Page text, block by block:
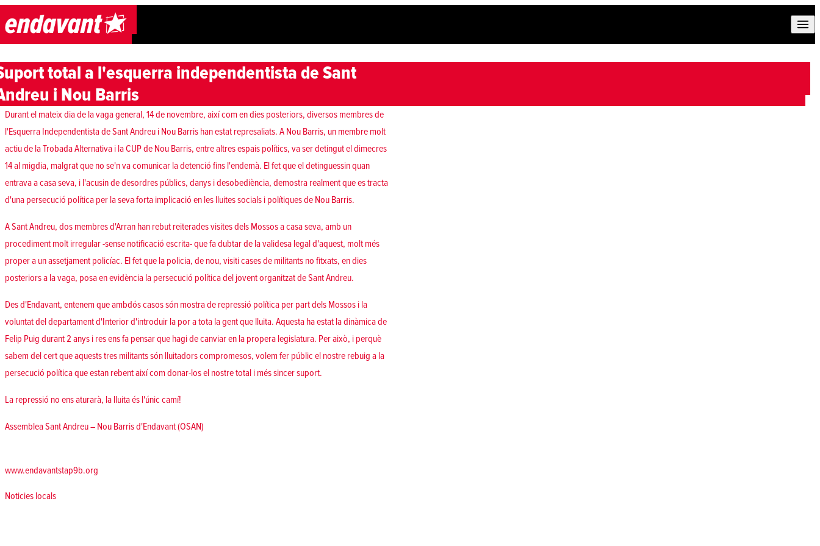
Skip to content
total a l'esquerra independentista de Sant
i Nou Barris
Durant el mateix dia de la vaga general, 14 de novembre, així com en dies posteriors, diversos membres de
l'Esquerra Independentista de Sant Andreu i Nou Barris han estat represaliats. A Nou Barris, un membre molt
actiu de la Trobada Alternativa i la CUP de Nou Barris, entre altres espais polítics, va ser detingut el dimecres
14 al migdia, malgrat que no se'n va comunicar la detenció fins l'endemà. El fet que el detinguessin quan
entrava a casa seva, i l'acusin de desordres públics, danys i desobediència, demostra realment que es tracta
d'una persecució política per la seva forta implicació en les lluites socials i polítiques de Nou Barris.
A Sant Andreu, dos membres d'Arran han rebut reiterades visites dels Mossos a casa seva, amb un
procediment molt irregular -sense notificació escrita- que fa dubtar de la validesa legal d'aquest, molt més
proper a un assetjament policíac. El fet que la policia, de nou, visiti cases de militants no fitxats, en dies
posteriors a la vaga, posa en evidència la persecució política del jovent organitzat de Sant Andreu.
Des d'Endavant, entenem que ambdós casos són mostra de repressió política per part dels Mossos i la
voluntat del departament d'Interior d'introduir la por a tota la gent que lluita. Aquesta ha estat la dinàmica de
Felip Puig durant 2 anys i res ens fa pensar que hagi de canviar en la propera legislatura. Per això, i perquè
sabem del cert que aquests tres militants són lluitadors compromesos, volem fer públic el nostre rebuig a la
persecució política que estan rebent així com donar-los el nostre total i més sincer suport.
La repressió no ens aturarà, la lluita és l'únic camí!
Assemblea Sant Andreu – Nou Barris d'Endavant (OSAN)
www.endavantstap9b.org
Posted in
Noticies locals